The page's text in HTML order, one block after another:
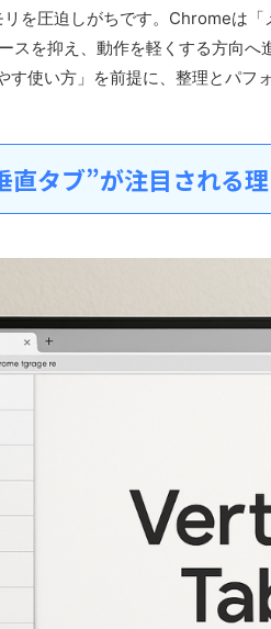
を圧迫しがちです。Chromeは
スを抑え、動作を軽くする方向へ
使い方」を前提に、整理とパフ
直タブ”が注目される